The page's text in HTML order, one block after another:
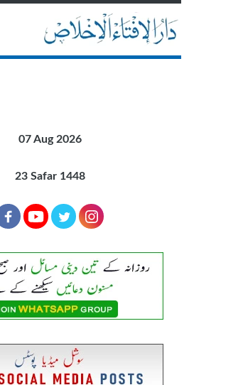
07 Aug 2026
23 Safar 1448